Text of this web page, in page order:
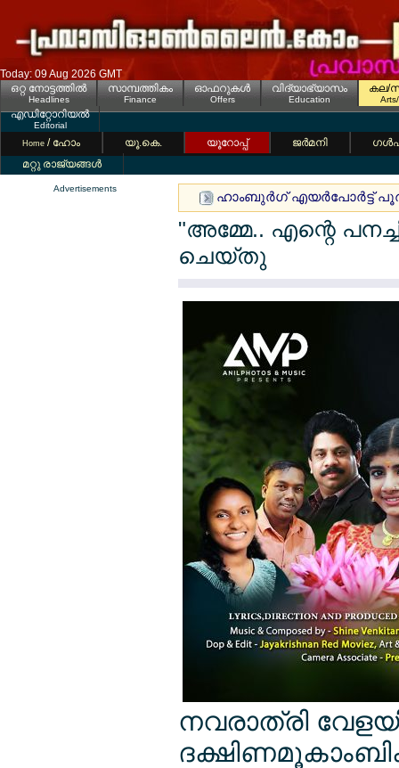
Today: 09 Aug 2026 GMT
ഒറ്റ നോട്ടത്തില്‍
Headlines
സാമ്പത്തികം
Finance
ഓഫറുകള്‍
Offers
വിദ്യാഭ്യാസം
Education
കല/
എഡിറ്റോറിയല്‍
Editorial
Home / ഹോം യൂ.കെ. യൂറോപ്പ് ജര്‍മനി
മറ്റു രാജ്യങ്ങള്‍
Advertisements
ഹാംബുര്‍ഗ് എയര്‍പോര്‍ട്ട്
"അമ്മേ.. എന്റെ
ചെയ്തു
നവരാത്രി